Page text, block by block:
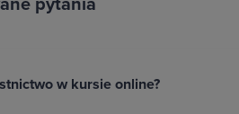
pytania
w kursie online?